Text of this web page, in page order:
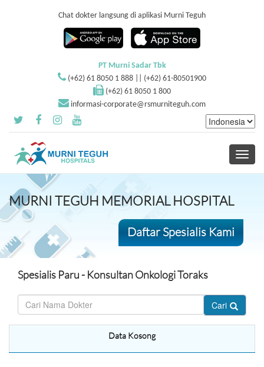
Chat dokter langsung di aplikasi Murni Teguh
PT Murni Sadar Tbk
(+62) 61 8050 1 888 || (+62) 61-80501900
(+62) 61 8050 1 800
informasi-corporate@rsmurniteguh.com
Toggle
MURNI TEGUH MEMORIAL HOSPITAL
Daftar Spesialis Kami
Spesialis Paru - Konsultan Onkologi Toraks
Cari
Data Kosong